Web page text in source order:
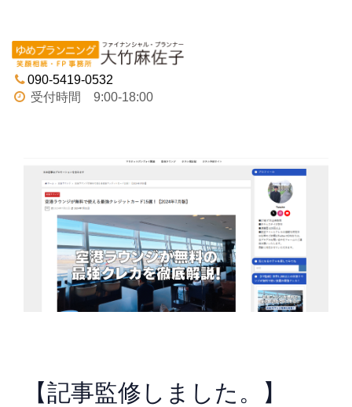
090-5419-0532
受付時間 9:00-18:00
【記事監修しました。】